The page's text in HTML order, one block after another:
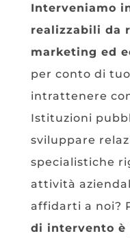
Interveniamo
realizzabili da
marketing ed
per conto di
intrattenere
Istituzioni
sviluppare
specialistiche
attività
affidarti a noi?
di intervento è